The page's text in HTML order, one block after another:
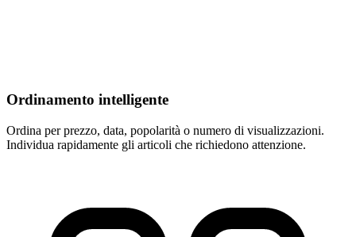
Ordinamento intelligente
Ordina per prezzo, data, popolarità o numero di visualizzazioni.
Individua rapidamente gli articoli che richiedono attenzione.